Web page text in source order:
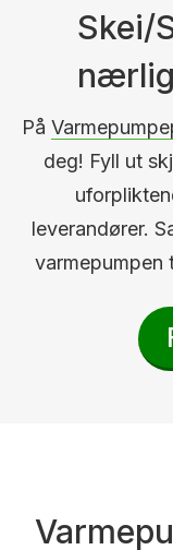
Skei/
På
deg! Fyll ut
leverandører.
varmepumpen